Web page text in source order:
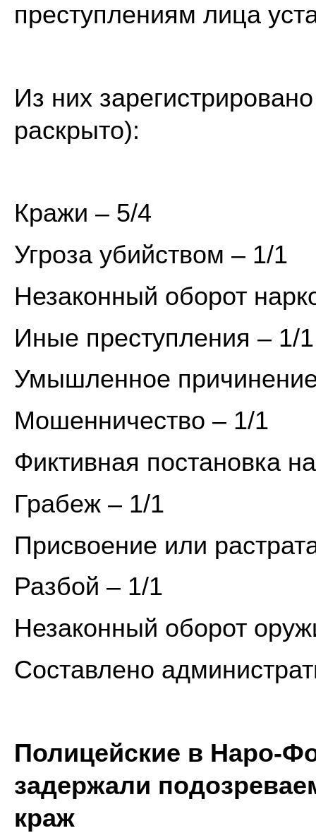
преступлениям лица
Из них
раскрыто):
Кражи – 5/4
Угроза убийством – 1/1
Незаконный оборот
Иные преступления – 1/1
Умышленное
Мошенничество – 1/1
Фиктивная постановка
Грабеж – 1/1
Присвоение или
Разбой – 1/1
Незаконный оборот
Составлено
Полицейские в Наро-
задержали
краж